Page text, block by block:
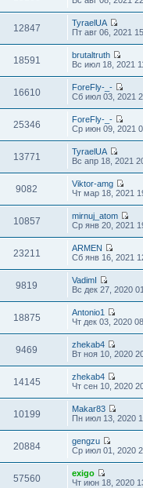
12847
TyraelUA
Пт авг 06, 2021
18591
brutaltruth
Вс июл 18, 2021
16610
ForeFly-_-
Сб июл 03, 2021
25346
ForeFly-_-
Ср июн 09, 2021
13771
TyraelUA
Вс апр 18, 2021
9082
Viktor-amg
Чт мар 18, 2021
10857
mirnuj_atom
Ср янв 20, 2021
23211
ARMEN
Сб янв 16, 2021
9819
VadimI
Вс дек 27, 2020
18875
Antonio1
Чт дек 03, 2020
9469
zhekab4
Вт ноя 10, 2020
14145
zhekab4
Чт сен 10, 2020
10199
Makar83
Пн июл 13, 2020
20884
gengzu
Ср июл 01, 2020
57560
exigo
Чт июн 18, 2020